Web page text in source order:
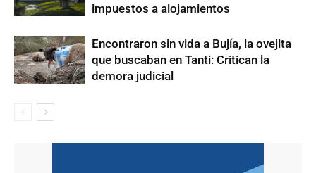
impuestos a alojamientos
Encontraron sin vida a Bujía, la ovejita
que buscaban en Tanti: Critican la
demora judicial